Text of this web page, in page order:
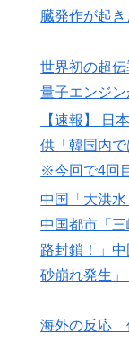
臓発作が起き
世界初の超
量子エンジン
【速報】 日
供「韓国内で
※今回で4回
中国「大洪水
中国都市「
路封鎖！」
砂崩れ発生
海外の反応